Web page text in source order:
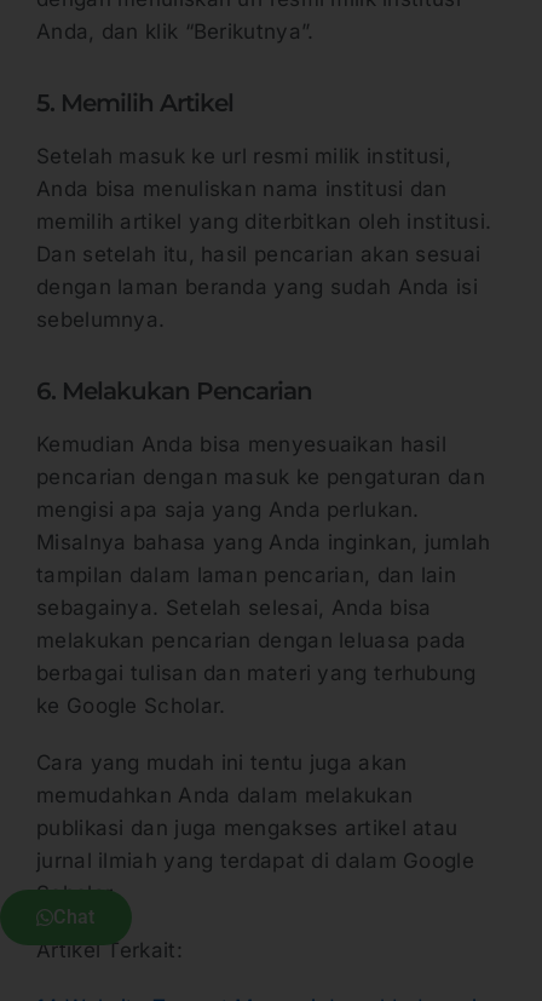
Anda, dan klik “Berikutnya”.
5. Memilih Artikel
Setelah masuk ke url resmi milik institusi,
Anda bisa menuliskan nama institusi dan
memilih artikel yang diterbitkan oleh institusi.
Dan setelah itu, hasil pencarian akan sesuai
dengan laman beranda yang sudah Anda isi
sebelumnya.
6. Melakukan Pencarian
Kemudian Anda bisa menyesuaikan hasil
pencarian dengan masuk ke pengaturan dan
mengisi apa saja yang Anda perlukan.
Misalnya bahasa yang Anda inginkan, jumlah
tampilan dalam laman pencarian, dan lain
sebagainya. Setelah selesai, Anda bisa
melakukan pencarian dengan leluasa pada
berbagai tulisan dan materi yang terhubung
ke Google Scholar.
Cara yang mudah ini tentu juga akan
memudahkan Anda dalam melakukan
publikasi dan juga mengakses artikel atau
jurnal ilmiah yang terdapat di dalam Google
Scholar.
Artikel Terkait:
Chat